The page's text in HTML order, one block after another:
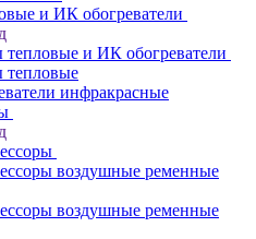
и ИК обогреватели
тепловые и ИК обогреватели
тепловые
инфракрасные
воздушные ременные
воздушные ременные